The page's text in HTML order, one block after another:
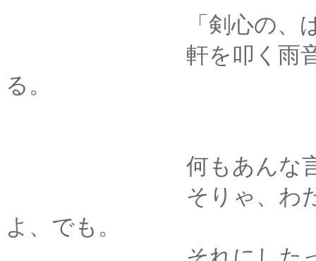
「剣心の、ばー
軒を叩く雨音に乗せ
る。
何もあんな言い方し
そりゃ、わたしだっ
よ、でも。